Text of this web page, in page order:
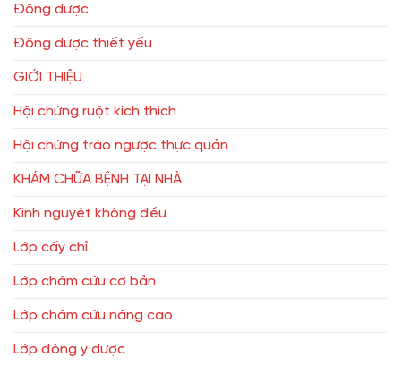
Đông dược
Đông dược thiết yếu
GIỚI THIỆU
Hội chứng ruột kích thích
Hội chứng trào ngược thực quản
KHÁM CHỮA BỆNH TẠI NHÀ
Kinh nguyệt không đều
Lớp cấy chỉ
Lớp châm cứu cơ bản
Lớp châm cứu nâng cao
Lớp đông y dược